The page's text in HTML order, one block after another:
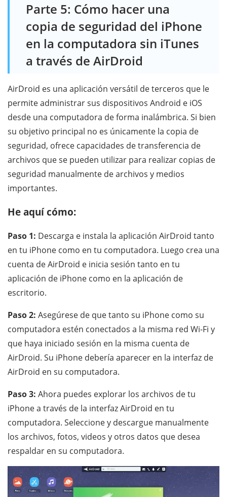
Parte 5: Cómo hacer una
copia de seguridad del iPhone
en la computadora sin iTunes
a través de AirDroid
AirDroid es una aplicación versátil de terceros que le
permite administrar sus dispositivos Android e iOS
desde una computadora de forma inalámbrica. Si bien
su objetivo principal no es únicamente la copia de
seguridad, ofrece capacidades de transferencia de
archivos que se pueden utilizar para realizar copias de
seguridad manualmente de archivos y medios
importantes.
He aquí cómo:
Paso 1: Descarga e instala la aplicación AirDroid tanto
en tu iPhone como en tu computadora. Luego crea una
cuenta de AirDroid e inicia sesión tanto en tu
aplicación de iPhone como en la aplicación de
escritorio.
Paso 2: Asegúrese de que tanto su iPhone como su
computadora estén conectados a la misma red Wi-Fi y
que haya iniciado sesión en la misma cuenta de
AirDroid. Su iPhone debería aparecer en la interfaz de
AirDroid en su computadora.
Paso 3: Ahora puedes explorar los archivos de tu
iPhone a través de la interfaz AirDroid en tu
computadora. Seleccione y descargue manualmente
los archivos, fotos, videos y otros datos que desea
respaldar en su computadora.